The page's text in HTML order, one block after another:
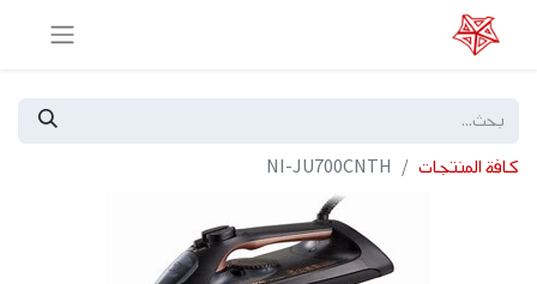
كافة المنتجات NI-JU700CNTH